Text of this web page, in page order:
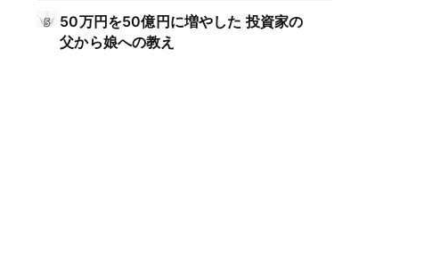
50万円を50億円に増やした 投資家の
父から娘への教え